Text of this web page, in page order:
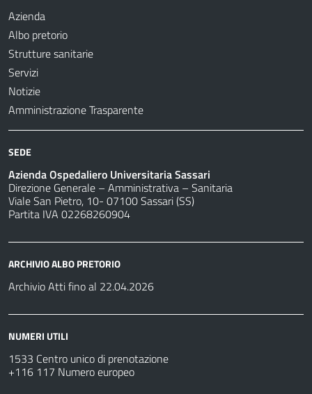
Azienda
Albo pretorio
Strutture sanitarie
Servizi
Notizie
Amministrazione Trasparente
SEDE
Azienda Ospedaliero Universitaria Sassari
Direzione Generale – Amministrativa – Sanitaria
Viale San Pietro, 10- 07100 Sassari (SS)
Partita IVA 02268260904
ARCHIVIO ALBO PRETORIO
Archivio Atti fino al 22.04.2026
NUMERI UTILI
1533 Centro unico di prenotazione
+116 117 Numero europeo